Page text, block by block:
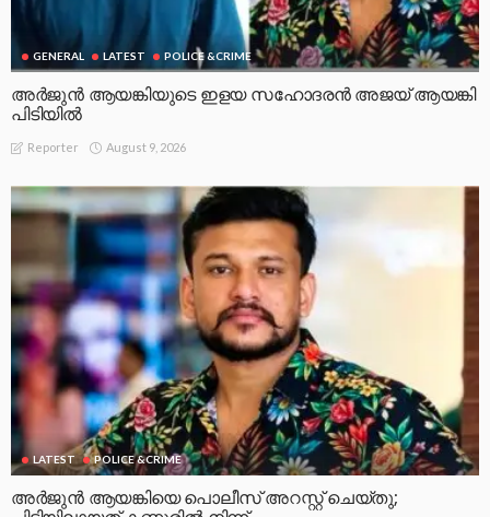
GENERAL LATEST POLICE &CRIME
അർജുൻ ആയങ്കിയുടെ ഇളയ സഹോദരൻ അജയ് ആയങ്കി
പിടിയിൽ
Reporter August 9, 2026
LATEST POLICE &CRIME
അർജുൻ ആയങ്കിയെ പൊലീസ് അറസ്റ്റ് ചെയ്‌തു;